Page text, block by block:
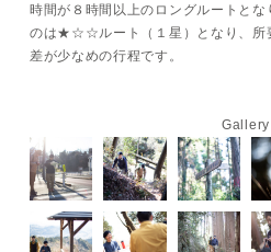
時間が８時間以上のロングルートと
のは★☆☆ルート（１星）となり、所
差が少なめの行程です。
Gallery